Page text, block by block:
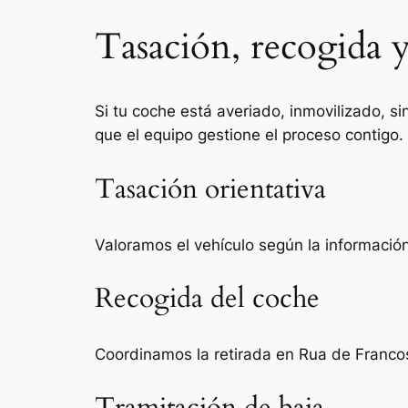
Tasación, recogida
Si tu coche está averiado, inmovilizado,
que el equipo gestione el proceso contigo.
Tasación orientativa
Valoramos el vehículo según la
Recogida del coche
Coordinamos la retirada en Rua de